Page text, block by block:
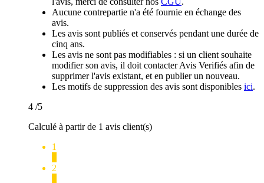
Aucune contrepartie n'a été fournie en échange des
avis.
Les avis sont publiés et conservés pendant une durée de
cinq ans.
Les avis ne sont pas modifiables : si un client souhaite
modifier son avis, il doit contacter Avis Verifiés afin de
supprimer l'avis existant, et en publier un nouveau.
Les motifs de suppression des avis sont disponibles ici.
4 /5
Calculé à partir de 1 avis client(s)
1
2